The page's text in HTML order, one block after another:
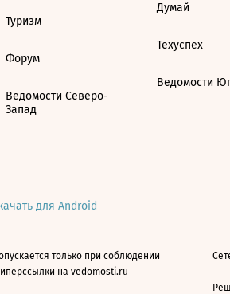
Туризм
Форум
Ведомости Северо-
Запад
Думай
Техуспех
Ведомости
для Android
только при соблюдении
на vedomosti.ru